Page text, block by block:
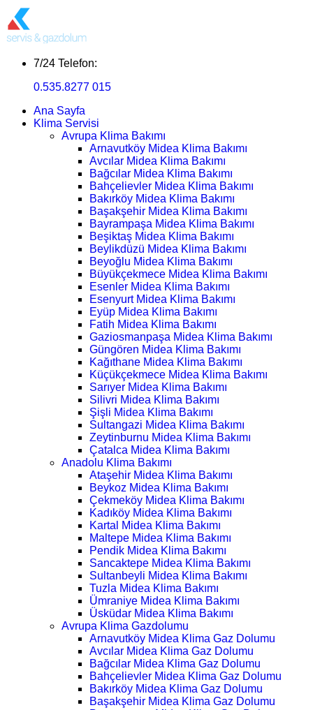
7/24 Telefon:
0.535.8277 015
Ana Sayfa
Klima Servisi
Avrupa Klima Bakımı
Arnavutköy Midea Klima Bakımı
Avcılar Midea Klima Bakımı
Bağcılar Midea Klima Bakımı
Bahçelievler Midea Klima Bakımı
Bakırköy Midea Klima Bakımı
Başakşehir Midea Klima Bakımı
Bayrampaşa Midea Klima Bakımı
Beşiktaş Midea Klima Bakımı
Beylikdüzü Midea Klima Bakımı
Beyoğlu Midea Klima Bakımı
Büyükçekmece Midea Klima Bakımı
Esenler Midea Klima Bakımı
Esenyurt Midea Klima Bakımı
Eyüp Midea Klima Bakımı
Fatih Midea Klima Bakımı
Gaziosmanpaşa Midea Klima Bakımı
Güngören Midea Klima Bakımı
Kağıthane Midea Klima Bakımı
Küçükçekmece Midea Klima Bakımı
Sarıyer Midea Klima Bakımı
Silivri Midea Klima Bakımı
Şişli Midea Klima Bakımı
Sultangazi Midea Klima Bakımı
Zeytinburnu Midea Klima Bakımı
Çatalca Midea Klima Bakımı
Anadolu Klima Bakımı
Ataşehir Midea Klima Bakımı
Beykoz Midea Klima Bakımı
Çekmeköy Midea Klima Bakımı
Kadıköy Midea Klima Bakımı
Kartal Midea Klima Bakımı
Maltepe Midea Klima Bakımı
Pendik Midea Klima Bakımı
Sancaktepe Midea Klima Bakımı
Sultanbeyli Midea Klima Bakımı
Tuzla Midea Klima Bakımı
Ümraniye Midea Klima Bakımı
Üsküdar Midea Klima Bakımı
Avrupa Klima Gazdolumu
Arnavutköy Midea Klima Gaz Dolumu
Avcılar Midea Klima Gaz Dolumu
Bağcılar Midea Klima Gaz Dolumu
Bahçelievler Midea Klima Gaz Dolumu
Bakırköy Midea Klima Gaz Dolumu
Başakşehir Midea Klima Gaz Dolumu